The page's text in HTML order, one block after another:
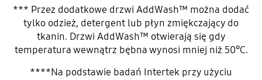
*** Przez dodatkowe drzwi AddWash™ można dodać
tylko odzież, detergent lub płyn zmiękczający do
tkanin. Drzwi AddWash™ otwierają się gdy
temperatura wewnątrz bębna wynosi mniej niż 50°C.
****Na podstawie badań Intertek przy użyciu